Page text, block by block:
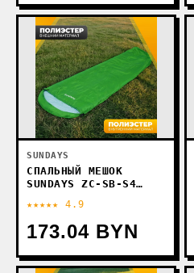
SUNDAYS
СПАЛЬНЫЙ МЕШОК
SUNDAYS ZC-SB-S4
★★★★★ 4.9
173.04 BYN